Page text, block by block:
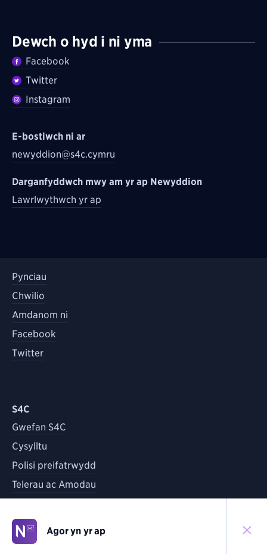
Dewch o hyd i ni yma
Facebook
Twitter
Instagram
E-bostiwch ni ar
newyddion@s4c.cymru
Darganfyddwch mwy am yr ap Newyddion
Lawrlwythwch yr ap
Pynciau
Chwilio
Amdanom ni
Facebook
Twitter
S4C
Gwefan S4C
Cysylltu
Polisi preifatrwydd
Telerau ac Amodau
Yn ôl i'r brig
Agor yn yr ap